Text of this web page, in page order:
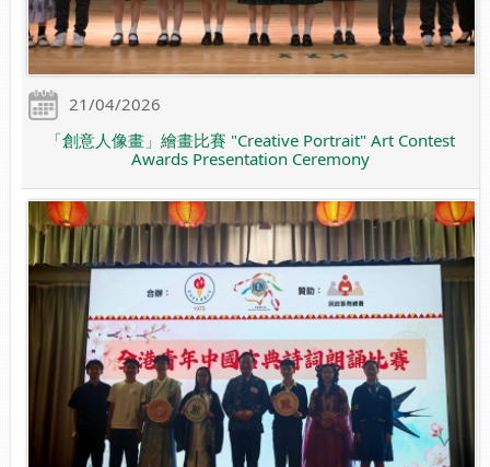
21/04/2026
「創意人像畫」繪畫比賽 "Creative Portrait" Art Contest
Awards Presentation Ceremony